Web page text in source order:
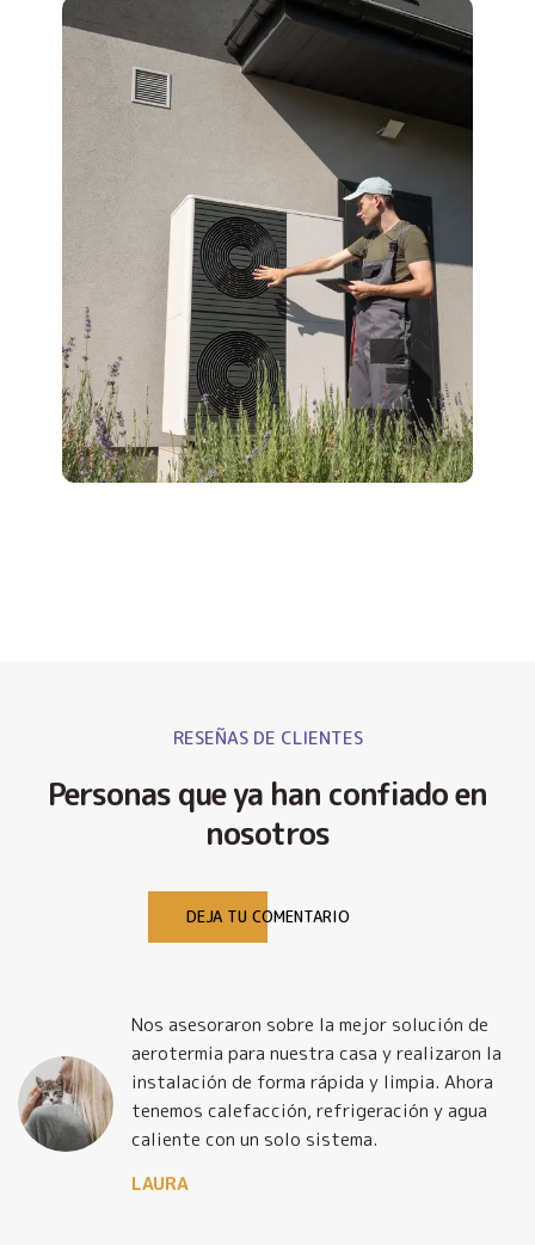
RESEÑAS DE CLIENTES
Personas que ya han confiado en
nosotros
DEJA TU COMENTARIO
Nos asesoraron sobre la mejor solución de
aerotermia para nuestra casa y realizaron la
instalación de forma rápida y limpia. Ahora
tenemos calefacción, refrigeración y agua
caliente con un solo sistema.
LAURA